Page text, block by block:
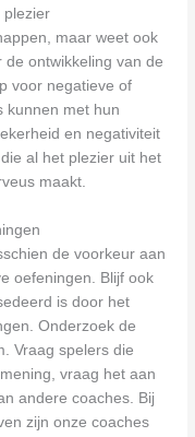
plezier
maar weet ook
ontwikkeling van de
voor negatieve of
kunnen met hun
en negativiteit
al het plezier uit het
maakt.
de voorkeur aan
oefeningen. Blijf ook
is door het
Onderzoek de
Vraag spelers die
vraag het aan
andere coaches. Bij
zijn onze coaches